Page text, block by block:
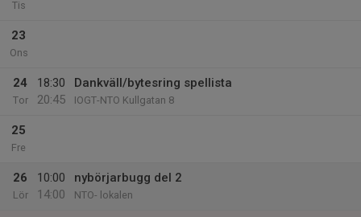
Tis
23
Ons
24
Tor
18:30
20:45
Dankväll/bytesring spellista
IOGT-NTO Kullgatan 8
25
Fre
26
Lör
10:00
14:00
nybörjarbugg del 2
NTO- lokalen